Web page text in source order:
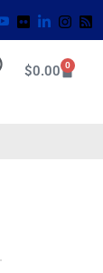
$0.00 0